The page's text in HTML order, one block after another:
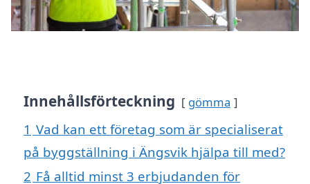
Innehållsförteckning gömma
1 Vad kan ett företag som är specialiserat
på byggställning i Ängsvik hjälpa till med?
2 Få alltid minst 3 erbjudanden för